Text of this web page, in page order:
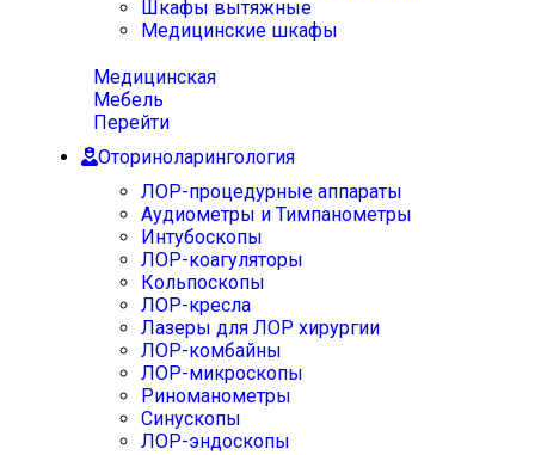
Шкафы вытяжные
Медицинские шкафы
Медицинская
Мебель
Перейти
Оториноларингология
ЛОР-процедурные аппараты
Аудиометры и Тимпанометры
Интубоскопы
ЛОР-коагуляторы
Кольпоскопы
ЛОР-кресла
Лазеры для ЛОР хирургии
ЛОР-комбайны
ЛОР-микроскопы
Риноманометры
Синускопы
ЛОР-эндоскопы